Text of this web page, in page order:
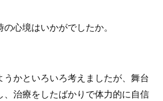
心境はいかがでしたか。
うかといろいろ考えましたが、舞台
治療をしたばかりで体力的に自信